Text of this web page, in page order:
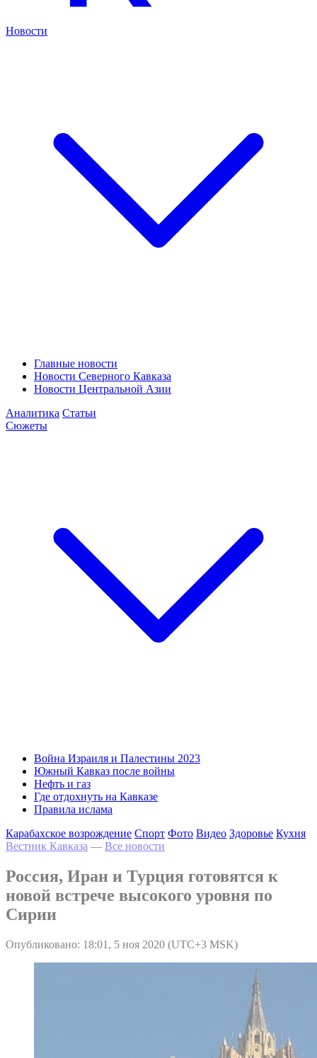
Новости
Главные новости
Новости Северного Кавказа
Новости Центральной Азии
Аналитика Статьи
Сюжеты
Война Израиля и Палестины 2023
Южный Кавказ после войны
Нефть и газ
Где отдохнуть на Кавказе
Правила ислама
Карабахское возрождение Спорт Фото Видео Здоровье Кухня
Вестник Кавказа — Все новости
Россия, Иран и Турция готовятся к
новой встрече высокого уровня по
Сирии
Опубликовано: 18:01, 5 ноя 2020 (UTC+3 MSK)